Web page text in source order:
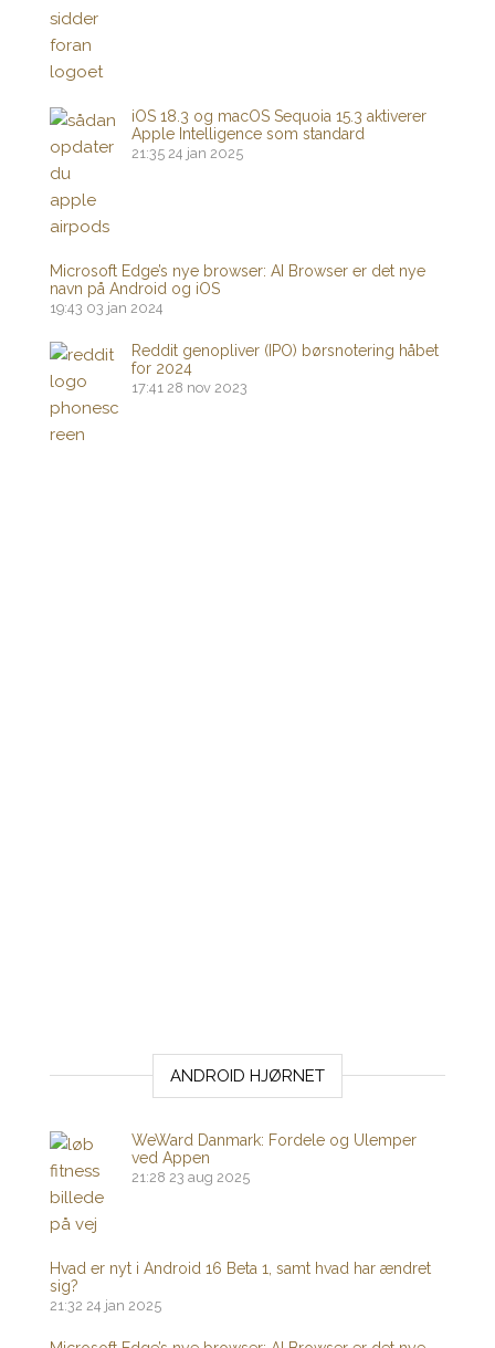
iOS 18.3 og macOS Sequoia 15.3 aktiverer
Apple Intelligence som standard
21:35 24 jan 2025
Microsoft Edge’s nye browser: AI Browser er det nye
navn på Android og iOS
19:43 03 jan 2024
Reddit genopliver (IPO) børsnotering håbet
for 2024
17:41 28 nov 2023
ANDROID HJØRNET
WeWard Danmark: Fordele og Ulemper
ved Appen
21:28 23 aug 2025
Hvad er nyt i Android 16 Beta 1, samt hvad har ændret
sig?
21:32 24 jan 2025